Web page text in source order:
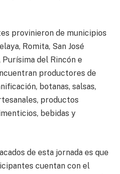
provinieron de municipios
Romita, San José
Purísima del Rincón e
productores de
botanas, salsas,
productos
bebidas y
de esta jornada es que
cuentan con el